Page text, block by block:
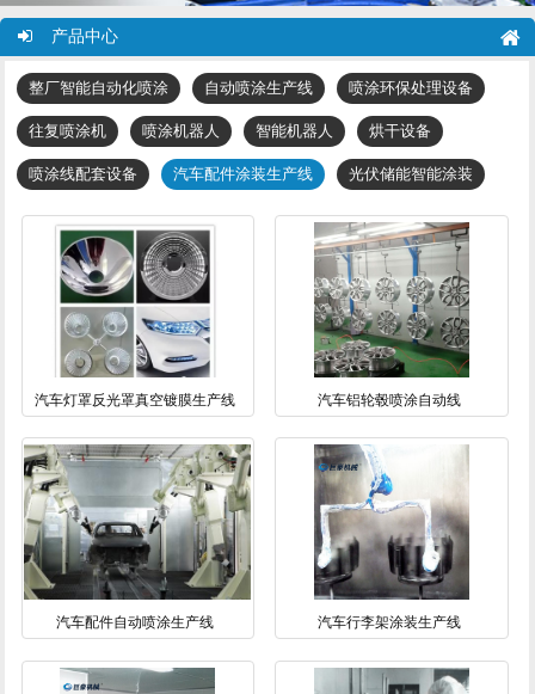
产品中心
整厂智能自动化喷涂 自动喷涂生产线 喷涂环保处理设备
往复喷涂机 喷涂机器人 智能机器人 烘干设备
喷涂线配套设备 汽车配件涂装生产线 光伏储能智能涂装
汽车灯罩反光罩真空镀膜生产线 汽车铝轮毂喷涂自动线
汽车配件自动喷涂生产线 汽车行李架涂装生产线